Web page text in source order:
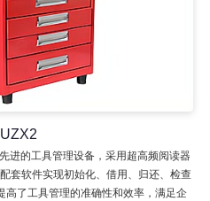
进的工具管理设备，采用超高频阅读器
套软件实现初始化、借用、归还、检查
高了工具管理的准确性和效率，满足企